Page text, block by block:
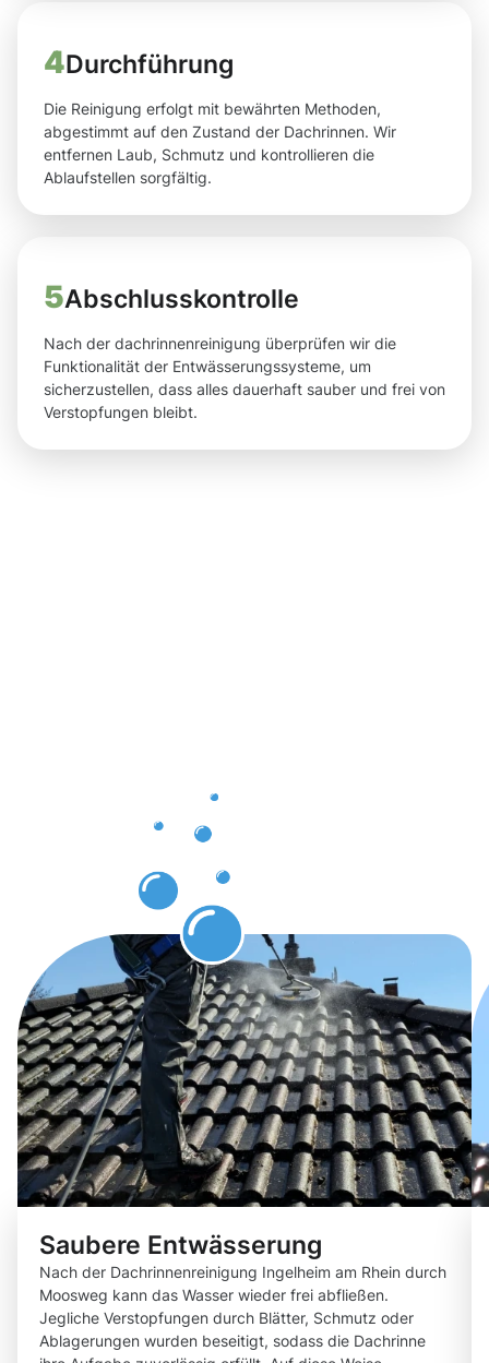
4Durchführung
Die Reinigung erfolgt mit bewährten Methoden,
abgestimmt auf den Zustand der Dachrinnen. Wir
entfernen Laub, Schmutz und kontrollieren die
Ablaufstellen sorgfältig.
5Abschlusskontrolle
Nach der dachrinnenreinigung überprüfen wir die
Funktionalität der Entwässerungssysteme, um
sicherzustellen, dass alles dauerhaft sauber und frei von
Verstopfungen bleibt.
Saubere Entwässerung
Nach der Dachrinnenreinigung Ingelheim am Rhein durch
Moosweg kann das Wasser wieder frei abfließen.
Jegliche Verstopfungen durch Blätter, Schmutz oder
Ablagerungen wurden beseitigt, sodass die Dachrinne